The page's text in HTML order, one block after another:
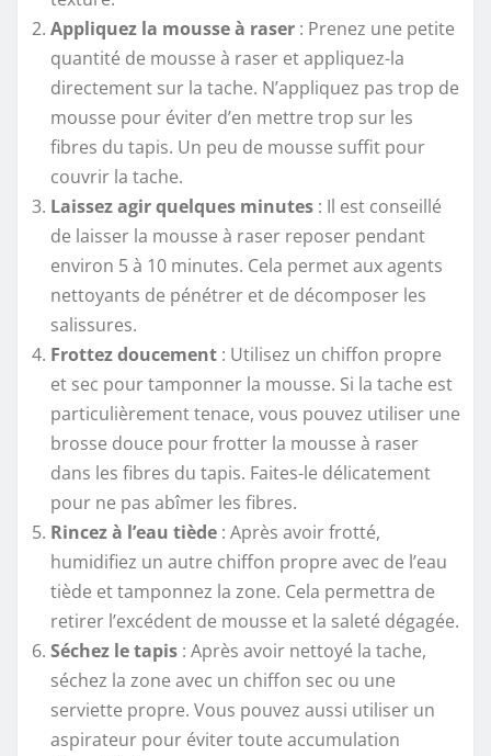
Appliquez la mousse à raser : Prenez une petite
quantité de mousse à raser et appliquez-la
directement sur la tache. N’appliquez pas trop de
mousse pour éviter d’en mettre trop sur les
fibres du tapis. Un peu de mousse suffit pour
couvrir la tache.
Laissez agir quelques minutes : Il est conseillé
de laisser la mousse à raser reposer pendant
environ 5 à 10 minutes. Cela permet aux agents
nettoyants de pénétrer et de décomposer les
salissures.
Frottez doucement : Utilisez un chiffon propre
et sec pour tamponner la mousse. Si la tache est
particulièrement tenace, vous pouvez utiliser une
brosse douce pour frotter la mousse à raser
dans les fibres du tapis. Faites-le délicatement
pour ne pas abîmer les fibres.
Rincez à l’eau tiède : Après avoir frotté,
humidifiez un autre chiffon propre avec de l’eau
tiède et tamponnez la zone. Cela permettra de
retirer l’excédent de mousse et la saleté dégagée.
Séchez le tapis : Après avoir nettoyé la tache,
séchez la zone avec un chiffon sec ou une
serviette propre. Vous pouvez aussi utiliser un
aspirateur pour éviter toute accumulation